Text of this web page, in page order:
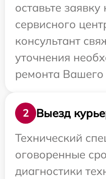
оставьте заявку
сервисного
консультант
уточнения
ремонта Вашего
2
Выезд
Технический
оговоренные
диагностики